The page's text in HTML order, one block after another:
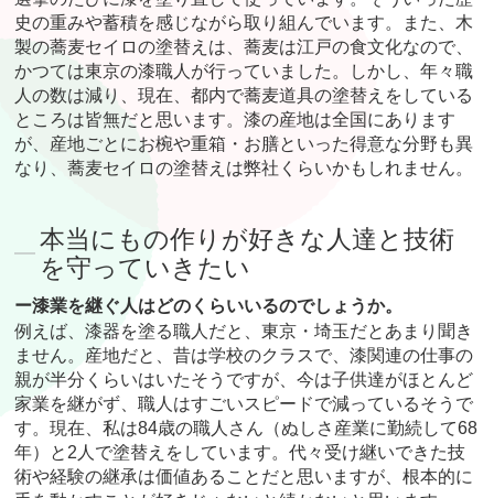
史の重みや蓄積を感じながら取り組んでいます。また、木
製の蕎麦セイロの塗替えは、蕎麦は江戸の食文化なので、
かつては東京の漆職人が行っていました。しかし、年々職
人の数は減り、現在、都内で蕎麦道具の塗替えをしている
ところは皆無だと思います。漆の産地は全国にあります
が、産地ごとにお椀や重箱・お膳といった得意な分野も異
なり、蕎麦セイロの塗替えは弊社くらいかもしれません。
本当にもの作りが好きな人達と技術
を守っていきたい
ー漆業を継ぐ人はどのくらいいるのでしょうか。
例えば、漆器を塗る職人だと、東京・埼玉だとあまり聞き
ません。産地だと、昔は学校のクラスで、漆関連の仕事の
親が半分くらいはいたそうですが、今は子供達がほとんど
家業を継がず、職人はすごいスピードで減っているそうで
す。現在、私は84歳の職人さん（ぬしさ産業に勤続して68
年）と2人で塗替えをしています。代々受け継いできた技
術や経験の継承は価値あることだと思いますが、根本的に